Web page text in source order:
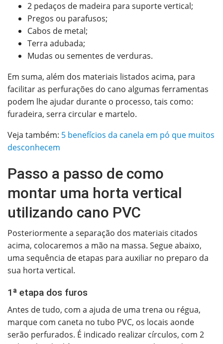
2 pedaços de madeira para suporte vertical;
Pregos ou parafusos;
Cabos de metal;
Terra adubada;
Mudas ou sementes de verduras.
Em suma, além dos materiais listados acima, para
facilitar as perfurações do cano algumas ferramentas
podem lhe ajudar durante o processo, tais como:
furadeira, serra circular e martelo.
Veja também: 5 benefícios da canela em pó que muitos
desconhecem
Passo a passo de como
montar uma horta vertical
utilizando cano PVC
Posteriormente a separação dos materiais citados
acima, colocaremos a mão na massa. Segue abaixo,
uma sequência de etapas para auxiliar no preparo da
sua horta vertical.
1ª etapa dos furos
Antes de tudo, com a ajuda de uma trena ou régua,
marque com caneta no tubo PVC, os locais aonde
serão perfurados. É indicado realizar círculos, com 2